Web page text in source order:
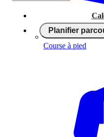
Planifier
Course à pied